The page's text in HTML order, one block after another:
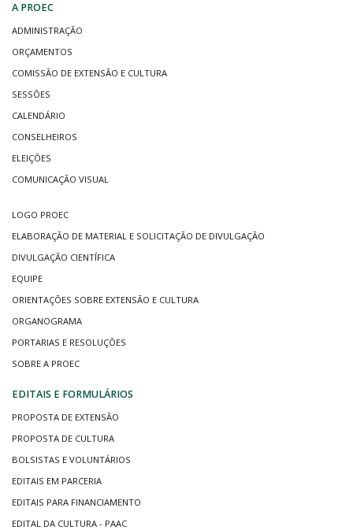
A PROEC
ADMINISTRAÇÃO
ORÇAMENTOS
COMISSÃO DE EXTENSÃO E CULTURA
SESSÕES
CALENDÁRIO
CONSELHEIROS
ELEIÇÕES
COMUNICAÇÃO VISUAL
LOGO PROEC
ELABORAÇÃO DE MATERIAL E SOLICITAÇÃO DE DIVULGAÇÃO
DIVULGAÇÃO CIENTÍFICA
EQUIPE
ORIENTAÇÕES SOBRE EXTENSÃO E CULTURA
ORGANOGRAMA
PORTARIAS E RESOLUÇÕES
SOBRE A PROEC
EDITAIS E FORMULÁRIOS
PROPOSTA DE EXTENSÃO
PROPOSTA DE CULTURA
BOLSISTAS E VOLUNTÁRIOS
EDITAIS EM PARCERIA
EDITAIS PARA FINANCIAMENTO
EDITAL DA CULTURA - PAAC